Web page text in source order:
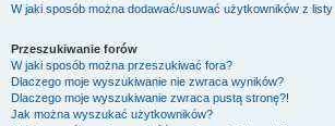
W jaki sposób można dodawać/usuwać użytkowników z listy
Przeszukiwanie forów
W jaki sposób można przeszukiwać fora?
Dlaczego moje wyszukiwanie nie zwraca wyników?
Dlaczego moje wyszukiwanie zwraca pustą stronę?!
Jak można wyszukać użytkowników?